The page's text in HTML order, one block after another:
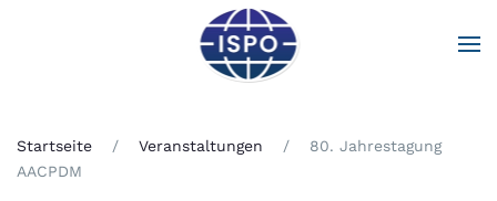
Zum Hauptinhalt springen
Startseite Veranstaltungen
80. Jahrestagung
AACPDM